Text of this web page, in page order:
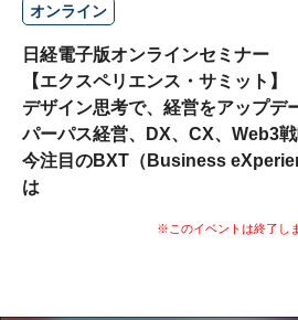
オンライン
日経電子版オンラインセミナー
【エクスペリエンス・サミット】
デザイン思考で、経営をアップデ
パーパス経営、DX、CX、Web3戦
今注目のBXT（Business
は